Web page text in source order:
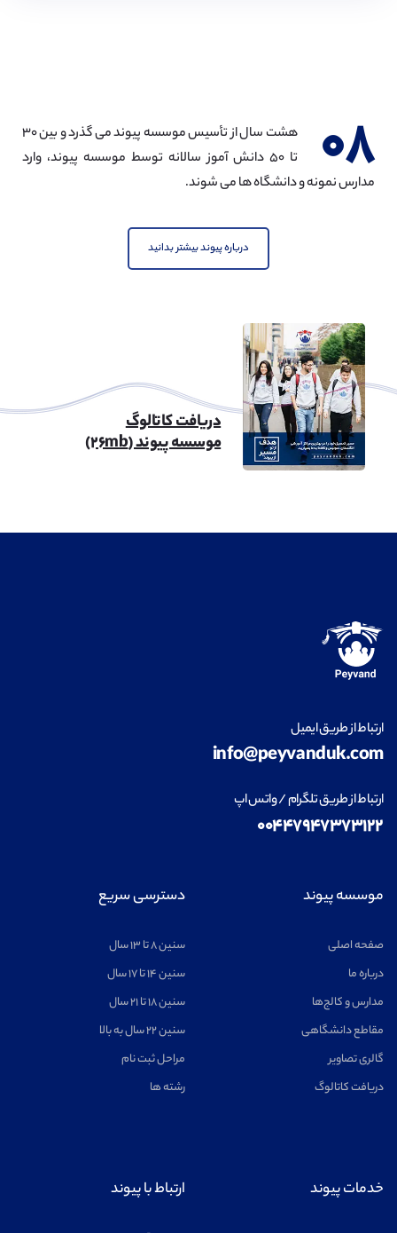
مهندسی شهرسازی
طراحی داخلی
فناوری اطلاعات (IT)
ریاضیات مشاهده
اخترفیزیک مشاهده
۰۸
هشت سال از تأسیس موسسه پیوند می گذرد و بین ۳۰
تا ۵۰ دانش آموز سالانه توسط موسسه پیوند، وارد
مدارس نمونه و دانشگاه ها می شوند.
درباره پیوند بیشتر بدانید
دریافت کاتالوگ
موسسه پیوند (۲۶mb)
ارتباط از طریق ایمیل
info@peyvanduk.com
ارتباط از طریق تلگرام / واتس اپ
۰۰۴۴۷۹۴۷۳۷۳۱۲۲
موسسه پیوند
صفحه اصلی
درباره ما
مدارس و کالج‌ها
مقاطع دانشگاهی
گالری تصاویر
دریافت کاتالوگ
دسترسی سریع
سنین ۸ تا ۱۳ سال
سنین ۱۴ تا ۱۷ سال
سنین ۱۸ تا ۲۱ سال
سنین ۲۲ سال به بالا
مراحل ثبت نام
رشته ها
خدمات پیوند ارتباط با پیوند